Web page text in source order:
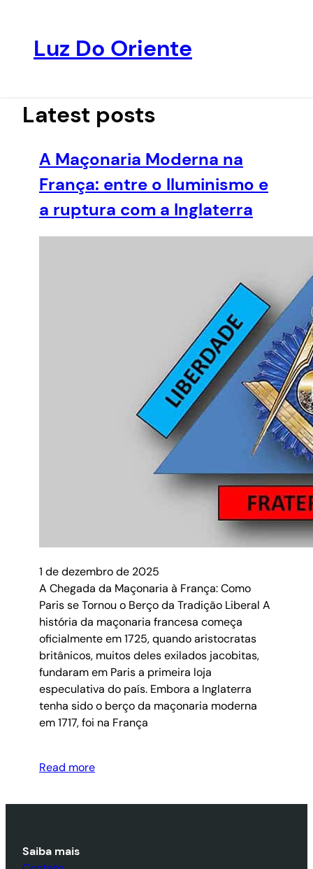
conteúdo
Luz Do Oriente
Latest posts
A Maçonaria Moderna na
França: entre o Iluminismo e
a ruptura com a Inglaterra
1 de dezembro de 2025
A Chegada da Maçonaria à França: Como
Paris se Tornou o Berço da Tradição Liberal A
história da maçonaria francesa começa
oficialmente em 1725, quando aristocratas
britânicos, muitos deles exilados jacobitas,
fundaram em Paris a primeira loja
especulativa do país. Embora a Inglaterra
tenha sido o berço da maçonaria moderna
em 1717, foi na França
Read more
Saiba mais